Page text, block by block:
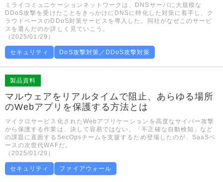
ミライコミュニケーションネットワークは、DNSサーバに大規模な
DDoS攻撃を受けたことをきっかけにDNSに特化した対策に着手し、ク
ラウドベースのDDoS対策サービスを導入した。同社がなぜこのサービ
スを選んだのか詳しく見ていこう。
（2025/01/29）
セキュリティ DoS攻撃対策／DDoS攻撃対策
製品資料
マルウェアをリアルタイムで阻止、あらゆる場所
のWebアプリを保護する方法とは
マイクロサービス化されたWebアプリケーションを高度なサイバー攻撃
から保護する作業は、決して容易ではない。「不正確な自動検知」など
の課題に直面するSecOpsチームを支援するため登場したのが、SaaSベ
ースの次世代WAFだ。
（2025/01/29）
セキュリティ ファイアウォール